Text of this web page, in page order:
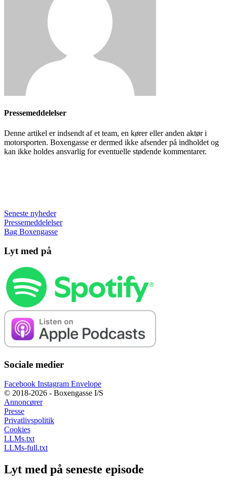
Pressemeddelelser
Denne artikel er indsendt af et team, en kører eller anden aktør i
motorsporten. Boxengasse er dermed ikke afsender på indholdet og
kan ikke holdes ansvarlig for eventuelle stødende kommentarer.
Seneste nyheder
Pressemeddelelser
Bag Boxengasse
Lyt med på
Sociale medier
Facebook Instagram Envelope
© 2018-2026 - Boxengasse I/S
Annoncører
Presse
Privatlivspolitik
Cookies
LLMs.txt
LLMs-full.txt
Lyt med på seneste episode